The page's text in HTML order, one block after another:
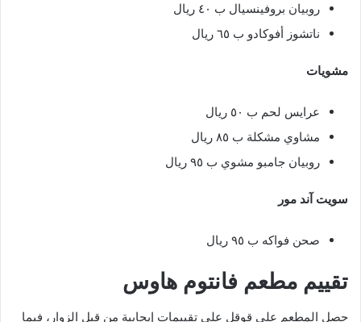
روبيان بروفينسيال ب ٤٠ ريال
ناتشوز أفوكادو ب ٦٥ ريال
مشويات
عرايس لحم ب ٥٠ ريال
مشاوي مشكلة ب ٨٥ ريال
روبيان جامبو مشوي ب ٩٥ ريال
سويت آند مور
صحن فواكه ب ٩٥ ريال
تقييم مطعم فانتوم هاوس
حصل المطعم على قوقل على تقييمات إيجابية من قبل الزوار، فيما